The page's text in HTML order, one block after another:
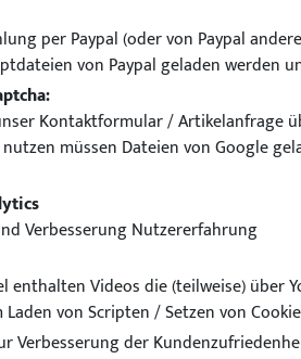
für
per Paypal (oder von Paypal
von Paypal geladen werden
Kontaktformular / Artikelanfrage
müssen Dateien von Google
Verbesserung Nutzererfahrung
enthalten Videos die (teilweise) über
Laden von Scripten / Setzen von
Verbesserung der